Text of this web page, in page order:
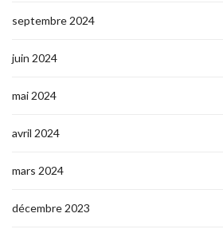
septembre 2024
juin 2024
mai 2024
avril 2024
mars 2024
décembre 2023